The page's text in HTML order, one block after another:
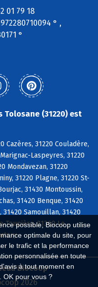
possible, Biocoop utilise
optimale du site, pour
le trafic et la performance
personnalisée en toute
à tout moment en
OK pour vous ?
01 79 18
° ,
°
(31220) est
Cazères, 31220 Couladère,
Laspeyres, 31220
Mondavezan, 31220
31220 Plagne, 31220 St-
31430 Montoussin,
31420 Benque, 31420
Samouillan, 31420
Toupière, 31360 Le
Biocoop
2026